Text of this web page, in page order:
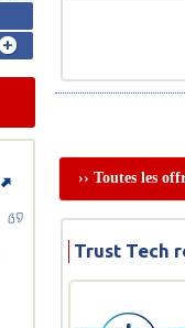
›› Toutes les
Trust Tech